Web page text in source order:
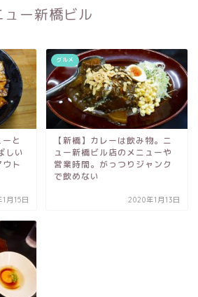
ュー新橋ビル
と
しい
ト
月15日
グルメ
【新橋】カレーは飲み物。ニ
ュー新橋ビル店のメニューや
営業時間。がっつりジャンク
で飲めない
2020年1月13日